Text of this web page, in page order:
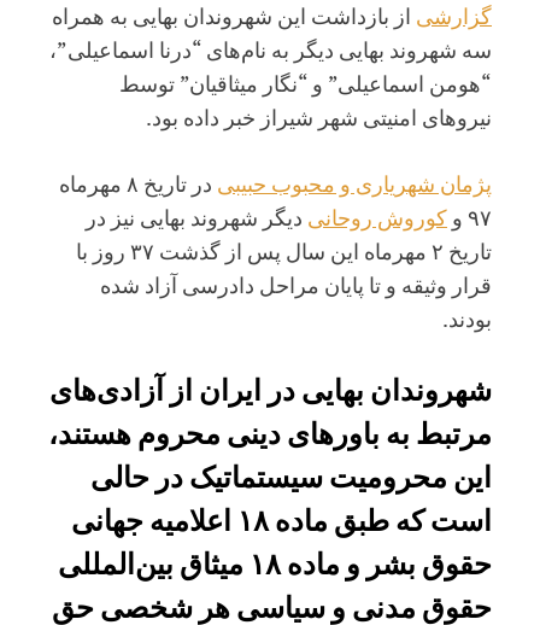
گزارشی از بازداشت این شهروندان بهایی به همراه
سه شهروند بهایی دیگر به نام‌های “درنا اسماعیلی”،
“هومن اسماعیلی” و “نگار میثاقیان” توسط
نیروهای امنیتی شهر شیراز خبر داده بود.
پژمان شهریاری و محبوب حبیبی
در تاریخ ۸ مهرماه
۹۷ و
کوروش روحانی دیگر شهروند بهایی نیز در
تاریخ ۲ مهرماه این سال پس از گذشت ۳۷ روز با
قرار وثیقه و تا پایان مراحل دادرسی آزاد شده
بودند.
شهروندان بهایی در ایران از آزادی‌های
مرتبط به باورهای دینی محروم هستند،
این محرومیت سیستماتیک در حالی
است که طبق ماده ۱۸ اعلامیه جهانی
حقوق بشر و ماده ۱۸ میثاق بین‌المللی
حقوق مدنی و سیاسی هر شخصی حق